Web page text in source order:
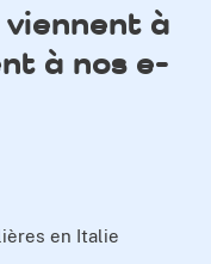
viennent à
à nos e-
en Italie